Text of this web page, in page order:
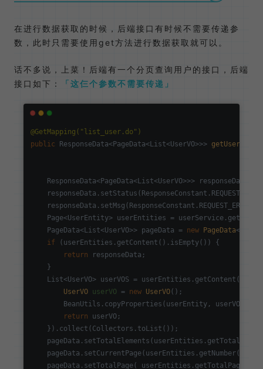
在进行数据获取的时候，后端接口有时候不需要传递参
数，此时只需要使用get方法进行数据获取就可以。
话不多说，上菜！后端有一个分页查询用户的接口，后端
接口如下：
这仨个参数不需要传递
@GetMapping("list_user.do")
public ResponseData<PageData<List<UserVO>>>
ResponseData<PageData<List<UserVO>>> responseData =
responseData.setMsg(ResponseConstant.REQUEST_ERROR);
Page<UserEntity> userEntities =
PageData<List<UserVO>> pageData = new PageData<>();
if (userEntities.getContent().isEmpty()) {
return responseData;
}
List<UserVO> userVOS =
UserVO userVO = new UserVO();
BeanUtils.copyProperties(userEntity, userVO);
return userVO;
}).collect(Collectors.toList());
pageData.setCurrentPage(userEntities.getNumber() +
pageData.setTotalPage(